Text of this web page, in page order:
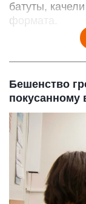
батуты,
формата.
Бешенство
покусанному